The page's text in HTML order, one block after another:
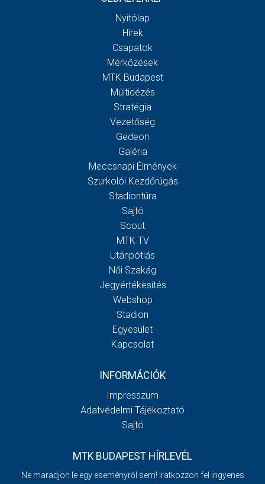
Nyitólap
Hírek
Csapatok
Mérkőzések
MTK Budapest
Múltidézés
Stratégia
Vezetőség
Gedeon
Galéria
Meccsnapi Élmények
Szurkolói Kezdőrúgás
Stadiontúra
Sajtó
Scout
MTK TV
Utánpótlás
Női Szakág
Jegyértékesítés
Webshop
Stadion
Egyesület
Kapcsolat
INFORMÁCIÓK
Impresszum
Adatvédelmi Tájékoztató
Sajtó
MTK BUDAPEST HÍRLEVÉL
Ne maradjon le egy eseményről sem! Iratkozzon fel ingyenes